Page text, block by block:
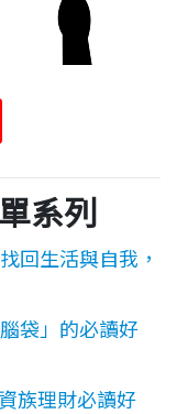
系列
回生活與自我，
袋」的必讀好
族理財必讀好